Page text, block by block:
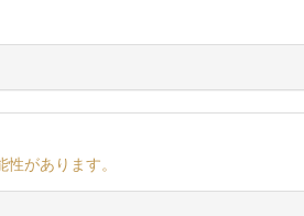
があります。